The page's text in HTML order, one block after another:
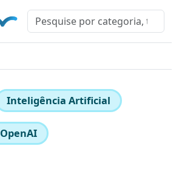
Inteligência Artificial
OpenAI